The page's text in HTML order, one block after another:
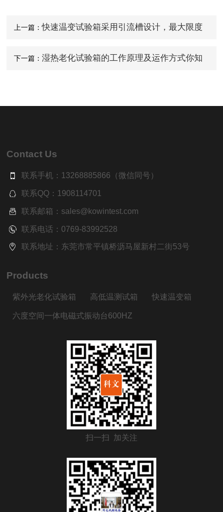
上一篇：快速温变试验箱采用引流槽设计，最大限度
下一篇： 湿热老化试验箱的工作原理及运作方式你知
Contact Us
联系手机：13268885866（微信同号）
联系QQ：1908114701
联系邮箱：sales@kowintest.com
联系电话：0769-83992528
联系地址：东莞市常平镇桥沥马屋新村二街53号
Products
紫外光老化试验箱 高低温测试箱 快速温变箱
六度空间一体电磁式振动台600HZ
扫一扫 加关注